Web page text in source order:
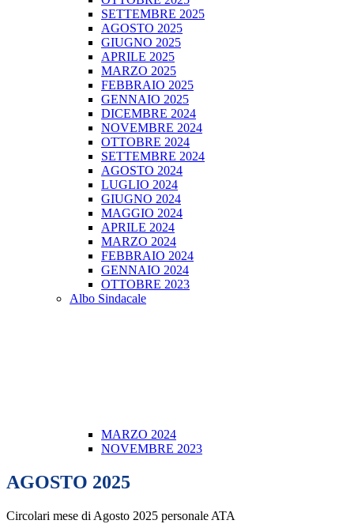
SETTEMBRE 2025
AGOSTO 2025
GIUGNO 2025
APRILE 2025
MARZO 2025
FEBBRAIO 2025
GENNAIO 2025
DICEMBRE 2024
NOVEMBRE 2024
OTTOBRE 2024
SETTEMBRE 2024
AGOSTO 2024
LUGLIO 2024
GIUGNO 2024
MAGGIO 2024
APRILE 2024
MARZO 2024
FEBBRAIO 2024
GENNAIO 2024
OTTOBRE 2023
Albo Sindacale
MARZO 2024
NOVEMBRE 2023
AGOSTO 2025
Circolari mese di Agosto 2025 personale ATA